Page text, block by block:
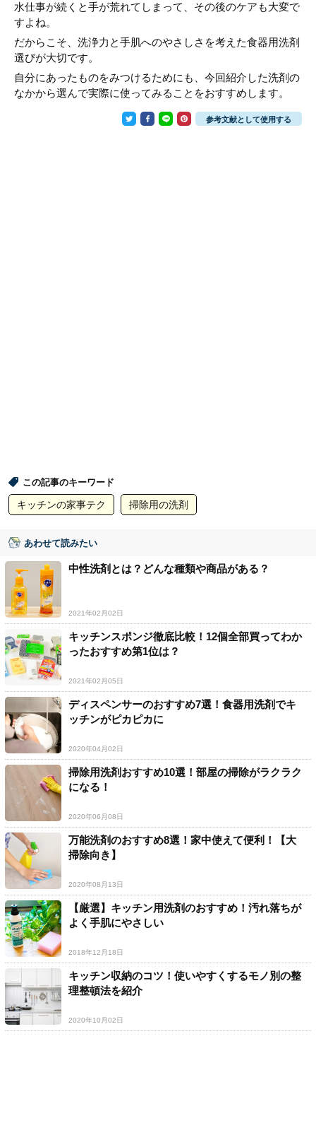
水仕事が続くと手が荒れてしまって、その後のケアも大変で
すよね。
だからこそ、洗浄力と手肌へのやさしさを考えた食器用洗剤
選びが大切です。
自分にあったものをみつけるためにも、今回紹介した洗剤の
なかから選んで実際に使ってみることをおすすめします。
参考文献として使用する
この記事のキーワード
キッチンの家事テク 掃除用の洗剤
あわせて読みたい
中性洗剤とは？どんな種類や商品がある？
2021年02月02日
キッチンスポンジ徹底比較！12個全部買ってわか
ったおすすめ第1位は？
2021年02月05日
ディスペンサーのおすすめ7選！食器用洗剤でキ
ッチンがピカピカに
2020年04月02日
掃除用洗剤おすすめ10選！部屋の掃除がラクラク
になる！
2020年06月08日
万能洗剤のおすすめ8選！家中使えて便利！【大
掃除向き】
2020年08月13日
【厳選】キッチン用洗剤のおすすめ！汚れ落ちが
よく手肌にやさしい
2018年12月18日
キッチン収納のコツ！使いやすくするモノ別の整
理整頓法を紹介
2020年10月02日